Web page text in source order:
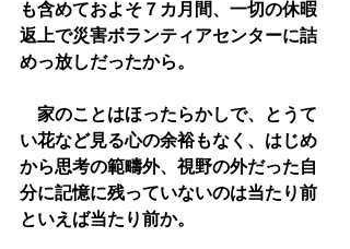
も含めておよそ７カ月間、一切の休暇
返上で災害ボランティアセンターに詰
めっ放しだったから。
家のことはほったらかしで、とうて
い花など見る心の余裕もなく、はじめ
から思考の範疇外、視野の外だった自
分に記憶に残っていないのは当たり前
といえば当たり前か。